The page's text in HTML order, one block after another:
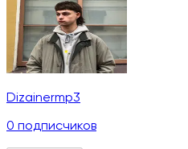
Dizainermp3
0 подписчиков